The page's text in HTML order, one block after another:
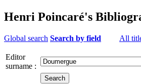
Henri Poincaré's
Global search Search by field All
Editor
surname :